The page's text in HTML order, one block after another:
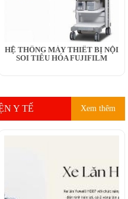
HỆ THỐNG MÁY THIẾT BỊ NỘI
SOI TIÊU HÓA FUJIFILM
Y TẾ Xem thêm